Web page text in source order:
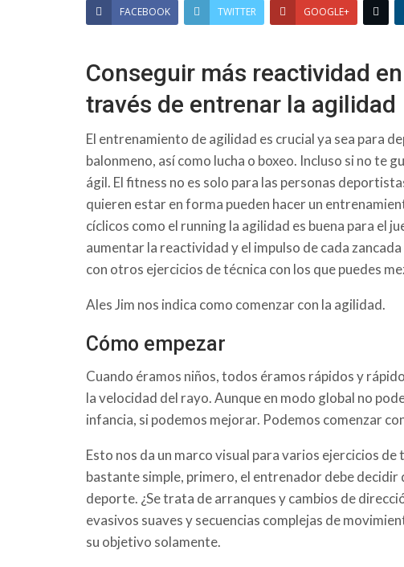
FACEBOOK TWITTER GOOGLE+
Conseguir más reactividad
través de entrenar la agilidad
El entrenamiento de agilidad es crucial ya sea para
balonmeno, así como lucha o boxeo. Incluso si no te
ágil. El fitness no es solo para las personas
quieren estar en forma pueden hacer un
cíclicos como el running la agilidad es buena para el
aumentar la reactividad y el impulso de cada
con otros ejercicios de técnica con los que puedes
Ales Jim nos indica como comenzar con la agilidad.
Cómo empezar
Cuando éramos niños, todos éramos rápidos y
la velocidad del rayo. Aunque en modo global no
infancia, si podemos mejorar. Podemos comenzar
Esto nos da un marco visual para varios ejercicios
bastante simple, primero, el entrenador debe
deporte. ¿Se trata de arranques y cambios de
evasivos suaves y secuencias complejas de
su objetivo solamente.